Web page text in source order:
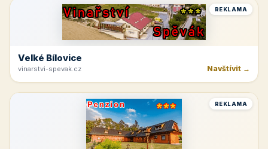
REKLAMA
Velké Bílovice
vinarstvi-spevak.cz Navštívit →
REKLAMA